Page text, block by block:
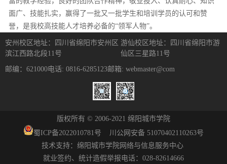
面广、技能扎实，赢得了一批又一批学生和培训学员的认可和赞
誉，是我校高技能人才培养必备的“领军人物”。
安州校区地址：四川省绵阳市安州区
滨江西路北段11号
游仙校区地址：四川省绵阳市游
仙区三星路11号
邮编：621000电话: 0816-6285123邮箱: webmaster@com
版权所有 © 2006-2021 绵阳城市学院
蜀ICP备2022010781号 川公网安备 51070402110263号
技术支持：绵阳城市学院网络与信息服务中心
就业签约、统计造假举报电话：028-82614666